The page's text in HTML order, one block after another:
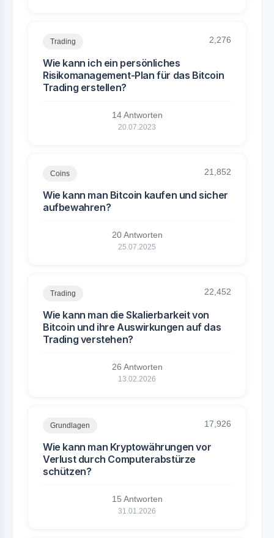
Trading 2,276
Wie kann ich ein persönliches
Risikomanagement-Plan für das Bitcoin
Trading erstellen?
14 Antworten
20.07.2023
Coins 21,852
Wie kann man Bitcoin kaufen und sicher
aufbewahren?
20 Antworten
25.07.2025
Trading 22,452
Wie kann man die Skalierbarkeit von
Bitcoin und ihre Auswirkungen auf das
Trading verstehen?
26 Antworten
13.02.2026
Grundlagen 17,926
Wie kann man Kryptowährungen vor
Verlust durch Computerabstürze
schützen?
15 Antworten
31.01.2026